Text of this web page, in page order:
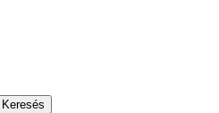
Keresés